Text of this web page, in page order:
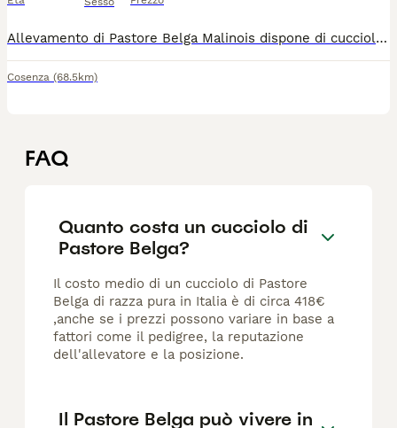
Allevamento di Pastore Belga Malinois dispone di cuccioli di altissima genealogia e morfologia con eccellenti pedigree ENCI. I cuccioli sono a richiesta del cliente consegnabili in tutta la Calabria a cura dell' allevatore. Sono ceduti con libretto sanitario con vaccino, ciclo sverminazione, certificazione medico-veterinaria di buona salute, microchip e pedigree ENCI-FCI. Per qualsiasi informazione o per venire direttamente in allevamento contattate l'allevatore telefonicamente al 3533660041 oppure tramite messaggi WhatsApp allo stesso numero.
Cosenza (68.5km)
FAQ
Quanto costa un cucciolo di
Pastore Belga?
Il costo medio di un cucciolo di Pastore
Belga di razza pura in Italia è di circa 418€
,anche se i prezzi possono variare in base a
fattori come il pedigree, la reputazione
dell'allevatore e la posizione.
Il Pastore Belga può vivere in